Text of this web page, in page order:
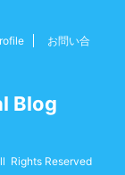
お問い合
Blog
Rights Reserved